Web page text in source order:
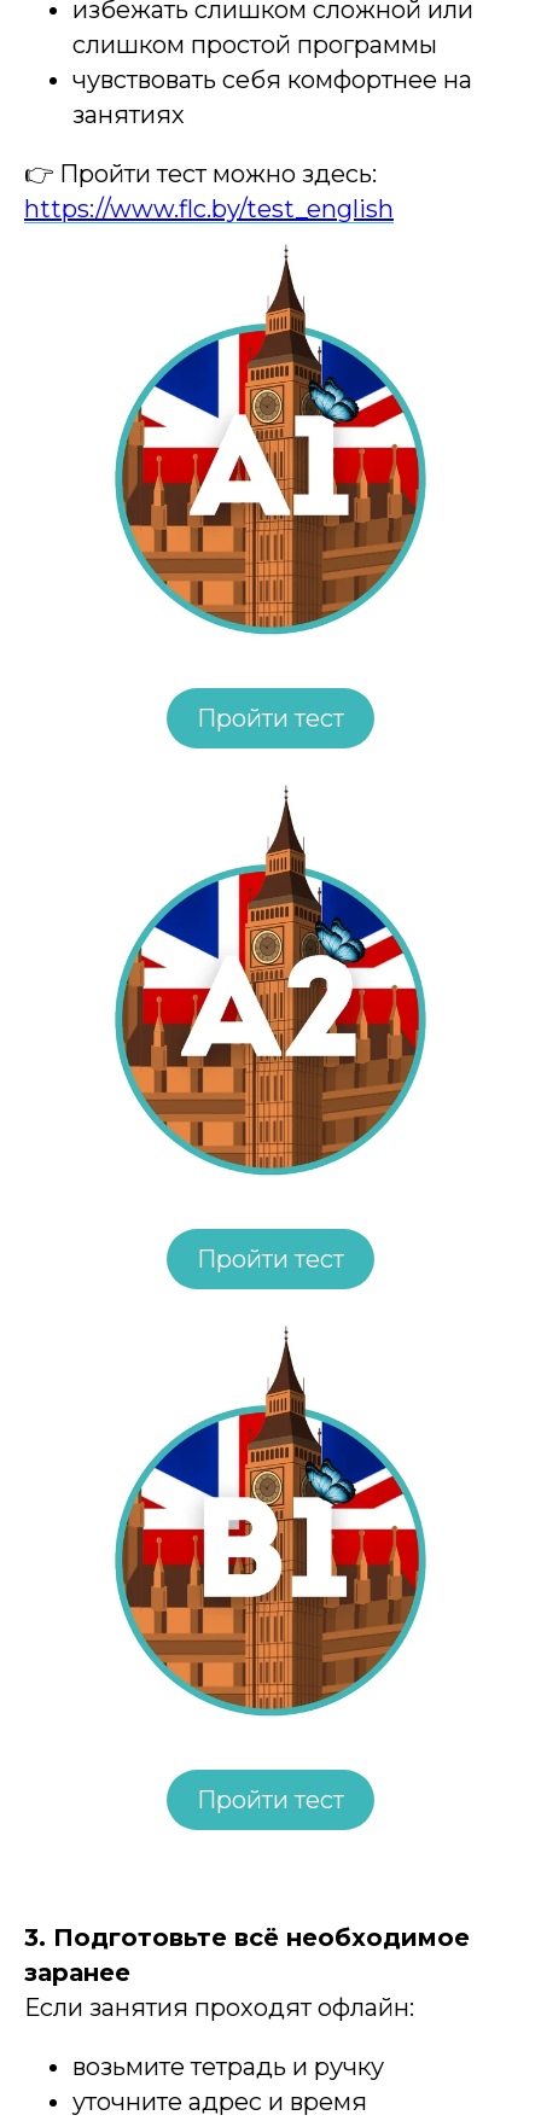
избежать слишком сложной или
слишком простой программы
чувствовать себя комфортнее на
занятиях
👉 Пройти тест можно здесь:
https://www.flc.by/test_english
Пройти тест
Пройти тест
Пройти тест
3. Подготовьте всё необходимое
заранее
Если занятия проходят офлайн:
возьмите тетрадь и ручку
уточните адрес и время